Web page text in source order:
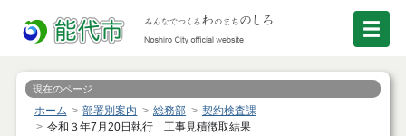
現在のページ
ホーム 部署別案内 総務部
契約検査課
令和３年7月20日執行 工事見積徴取結果